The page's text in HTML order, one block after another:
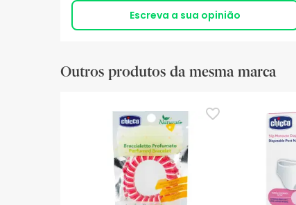
Escreva a sua opinião
Outros produtos da mesma marca